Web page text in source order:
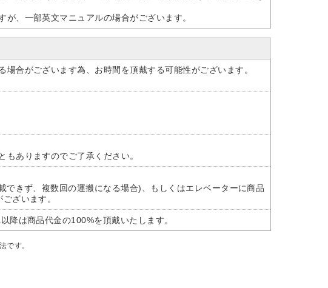
が、一部英文マニュアルの場合がございます。
合がございます為、お時間を頂戴する可能性がございます。
ありますのでご了承ください。
きず、複数回の運搬になる場合)、もしくはエレベーターに商品
ざいます。
降は商品代金の100%を頂戴いたします。
です。